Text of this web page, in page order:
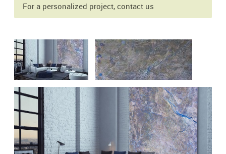
For a personalized project, contact us